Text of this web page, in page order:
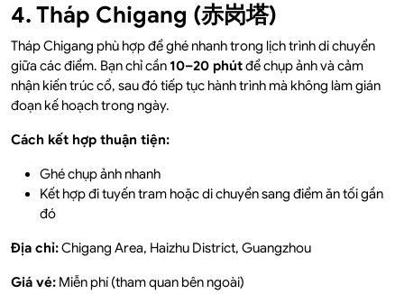
4. Tháp Chigang (赤岗塔)
Tháp Chigang phù hợp để ghé nhanh trong lịch trình di chuyển
giữa các điểm. Bạn chỉ cần 10–20 phútđể chụp ảnh và cảm
nhận kiến trúc cổ, sau đó tiếp tục hành trình mà không làm gián
đoạn kế hoạch trong ngày.
Cách kết hợp thuận tiện:
Ghé chụp ảnh nhanh
Kết hợp đi tuyến tram hoặc di chuyển sang điểm ăn tối gần
đó
Địa chỉ:Chigang Area, Haizhu District, Guangzhou
Giá vé: Miễn phí (tham quan bên ngoài)